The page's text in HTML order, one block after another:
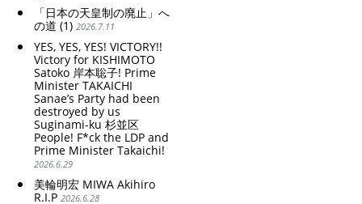
「日本の天皇制の廃止」へ
の道 (1) 2026.7.11
YES, YES, YES! VICTORY!!
Victory for KISHIMOTO
Satoko 岸本聡子! Prime
Minister TAKAICHI
Sanae’s Party had been
destroyed by us
Suginami-ku 杉並区
People! F*ck the LDP and
Prime Minister Takaichi!
2026.6.29
美輪明宏 MIWA Akihiro
R.I.P 2026.6.28